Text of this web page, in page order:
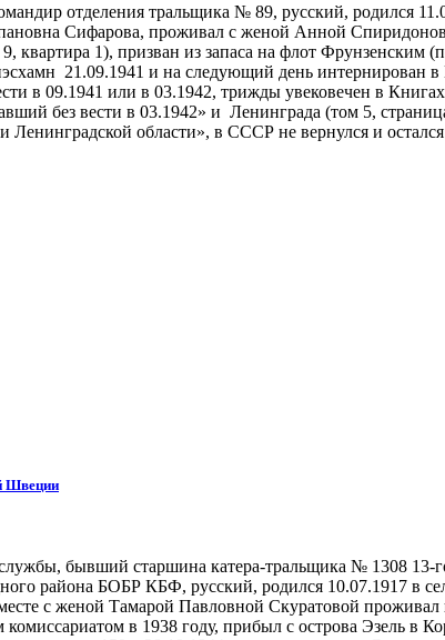
отделения тральщика № 89, русский, родился
Сифарова, проживал с женой Анной
квартира 1), призван из запаса на флот
21.09.1941 и на следующий день
в 09.1941 или в 03.1942, трижды увековечен в
без вести в 03.1942» и Ленинграда (том 5,
области», в СССР не вернулся и
Швеции
бывший старшина катера-тральщика № 1308
района БОБР КБФ, русский, родился 10.07.1917 в
с женой Тамарой Павловной Скуратовой проживал
в 1938 году, прибыл с острова Эзель в